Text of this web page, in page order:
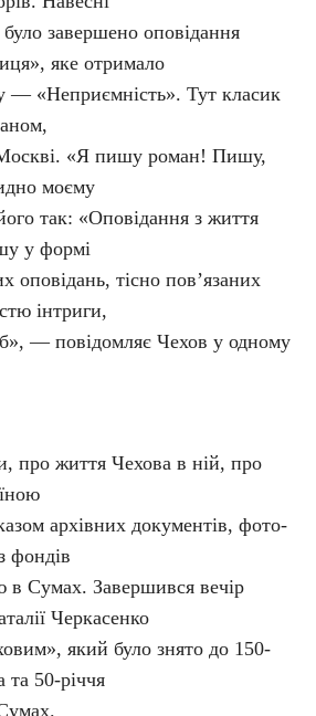
завершено оповідання
яке отримало
— «Неприємність». Тут класик
«Я пишу роман! Пишу,
моєму
так: «Оповідання з життя
у формі
оповідань, тісно пов’язаних
інтриги,
— повідомляє Чехов у одному
про життя Чехова в ній, про
архівних документів, фото-
фондів
в Сумах. Завершився вечір
Черкасенко
який було знято до 150-
та 50-річчя